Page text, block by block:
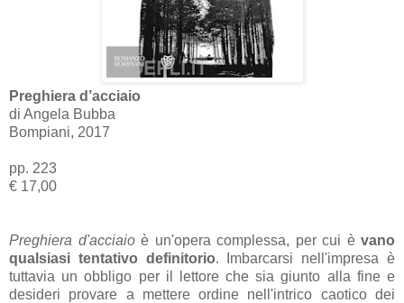
Preghiera d’acciaio
di Angela Bubba
Bompiani, 2017
pp. 223
€ 17,00
Preghiera d'acciaioè un'opera complessa, per cui è vano
qualsiasi tentativo definitorio. Imbarcarsi nell'impresa è
tuttavia un obbligo per il lettore che sia giunto alla fine e
desideri provare a mettere ordine nell'intrico caotico dei